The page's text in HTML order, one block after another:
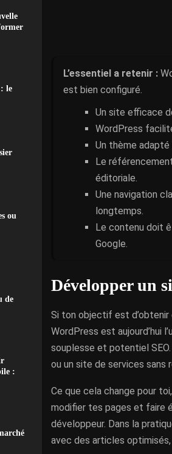
: le
ou
de
:
L’essentiel a retenir :
est bien configuré.
Un site efficace
WordPress
Un thème adapté
Le
éditoriale.
Une navigation
longtemps.
Le contenu doit
Google.
Développer un
Si ton objectif est
WordPress est aujourd’hui
souplesse et potentiel
ou un site de services sans
Ce que cela change pour
modifier tes pages et faire
développeur. Dans la
avec des articles